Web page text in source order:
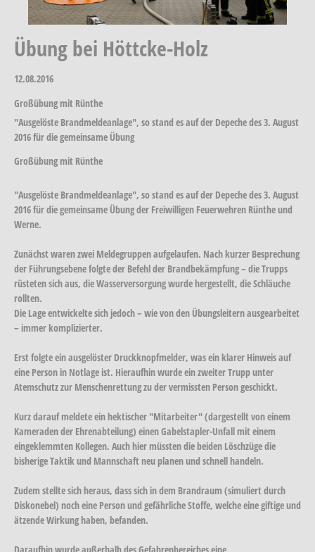
Übung bei Höttcke-Holz
12.08.2016
Großübung mit Rünthe
"Ausgelöste Brandmeldeanlage", so stand es auf der Depeche des 3. August
2016 für die gemeinsame Übung
Großübung mit Rünthe
"Ausgelöste Brandmeldeanlage", so stand es auf der Depeche des 3. August
2016 für die gemeinsame Übung der Freiwilligen Feuerwehren Rünthe und
Werne.
Zunächst waren zwei Meldegruppen aufgelaufen. Nach kurzer Besprechung
der Führungsebene folgte der Befehl der Brandbekämpfung – die Trupps
rüsteten sich aus, die Wasserversorgung wurde hergestellt, die Schläuche
rollten.
Die Lage entwickelte sich jedoch – wie von den Übungsleitern ausgearbeitet
– immer komplizierter.
Erst folgte ein ausgelöster Druckknopfmelder, was ein klarer Hinweis auf
eine Person in Notlage ist. Hieraufhin wurde ein zweiter Trupp unter
Atemschutz zur Menschenrettung zu der vermissten Person geschickt.
Kurz darauf meldete ein hektischer "Mitarbeiter" (dargestellt von einem
Kameraden der Ehrenabteilung) einen Gabelstapler-Unfall mit einem
eingeklemmten Kollegen. Auch hier müssten die beiden Löschzüge die
bisherige Taktik und Mannschaft neu planen und schnell handeln.
Zudem stellte sich heraus, dass sich in dem Brandraum (simuliert durch
Diskonebel) noch eine Person und gefährliche Stoffe, welche eine giftige und
ätzende Wirkung haben, befanden.